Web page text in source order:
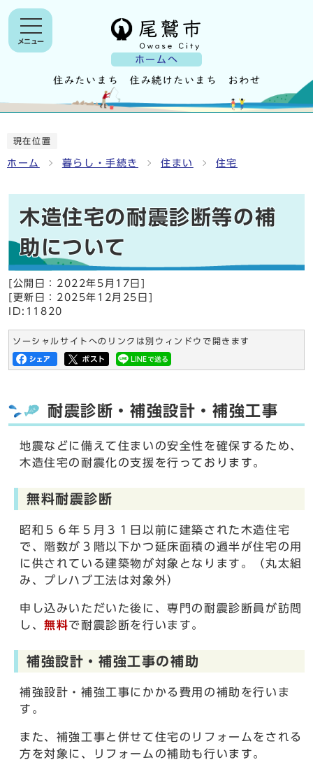
ホームへ
メニュー
現在位置
ホーム 暮らし・手続き 住まい 住宅
木造住宅の耐震診断等の補
助について
[公開日： 2022年5月17日
[更新日： 2025年12月25日
ID:11820
ソーシャルサイトへのリンクは別ウィンドウで開きます
耐震診断・補強設計・補強工事
地震などに備えて住まいの安全性を確保するため、
木造住宅の耐震化の支援を行っております。
無料耐震診断
昭和５６年５月３１日以前に建築された木造住宅
で、階数が３階以下かつ延床面積の過半が住宅の用
に供されている建築物が対象となります。（丸太組
み、プレハブ工法は対象外）
申し込みいただいた後に、専門の耐震診断員が訪問
し、無料で耐震診断を行います。
補強設計・補強工事の補助
補強設計・補強工事にかかる費用の補助を行いま
す。
また、補強工事と併せて住宅のリフォームをされる
方を対象に、リフォームの補助も行います。